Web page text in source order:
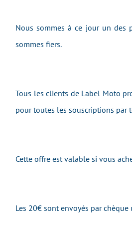
Nous sommes à ce jour un des
sommes fiers.
Tous les clients de Label Moto
pour toutes les souscriptions par
Cette offre est valable si vous
Les 20€ sont envoyés par